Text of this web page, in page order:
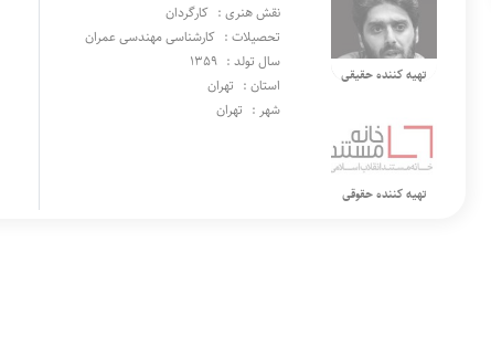
تهیه کننده حقیقی
تهیه کننده حقوقی
نقش هنری : کارگردان
تحصیلات : کارشناسی مهندسی عمران
سال تولد : 1359
استان : تهران
شهر : تهران